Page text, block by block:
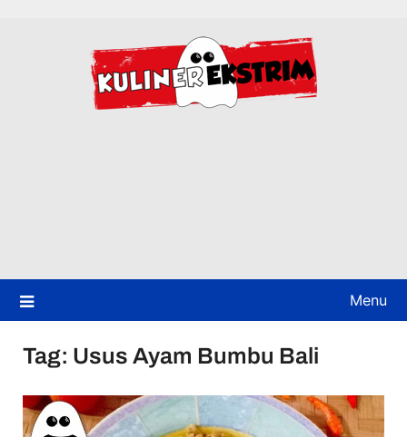
Menu
Tag: Usus Ayam Bumbu Bali